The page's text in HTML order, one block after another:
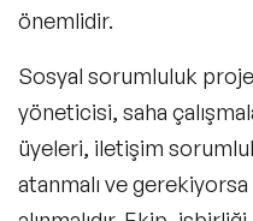
önemlidir.
Sosyal sorumluluk
yöneticisi, saha
üyeleri, iletişim
atanmalı ve